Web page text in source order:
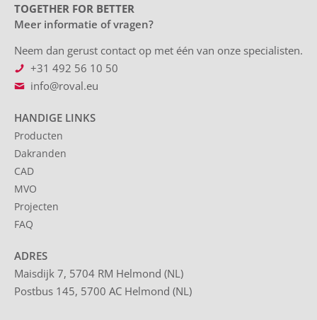
TOGETHER FOR BETTER
Meer informatie of vragen?
Neem dan gerust contact op met één van onze specialisten.
+31 492 56 10 50
info@roval.eu
HANDIGE LINKS
Producten
Dakranden
CAD
MVO
Projecten
FAQ
ADRES
Maisdijk 7, 5704 RM Helmond (NL)
Postbus 145, 5700 AC Helmond (NL)